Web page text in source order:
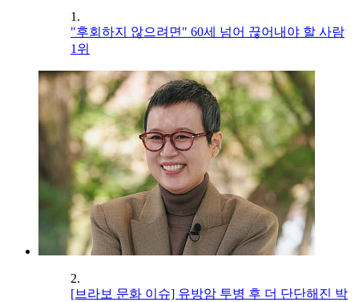
1.
"후회하지 않으려면" 60세 넘어 끊어내야 할 사람
1위
2.
[브라보 문화 이슈] 유방암 투병 후 더 단단해진 박